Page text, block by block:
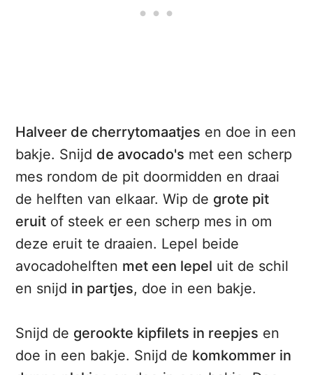
Halveer de cherrytomaatjes en doe in een
bakje. Snijd de avocado's met een scherp
mes rondom de pit doormidden en draai
de helften van elkaar. Wip de grote pit
eruit of steek er een scherp mes in om
deze eruit te draaien. Lepel beide
avocadohelften met een lepel uit de schil
en snijd in partjes, doe in een bakje.
Snijd de gerookte kipfilets in reepjes en
doe in een bakje. Snijd de komkommer in